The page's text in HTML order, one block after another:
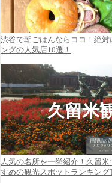
渋谷で朝ごはんならココ！絶
ングの人気店10選！
久留米
人気の名所を一挙紹介！久留
すめの観光スポットランキング